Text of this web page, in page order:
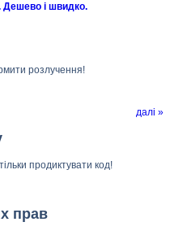
Дешево і швидко.
розлучення!
далі »
продиктувати код!
прав